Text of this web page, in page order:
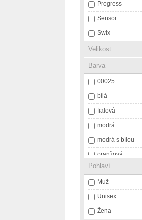
Progress
Sensor
Swix
Velikost
Barva
00025
bílá
fialová
modrá
modrá s bílou
oranžová
zelená
černá
šedá
Pohlaví
Muž
Unisex
Žena